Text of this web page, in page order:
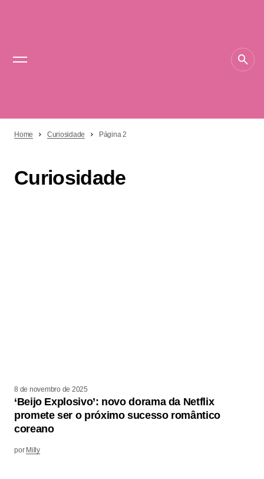
Home Curiosidade Página 2
Curiosidade
8 de novembro de 2025
‘Beijo Explosivo’: novo dorama da Netflix
promete ser o próximo sucesso romântico
coreano
por Milly